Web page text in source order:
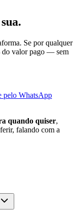
Se por qualquer
do valor pago — sem
pelo WhatsApp
quando quiser,
falando com a